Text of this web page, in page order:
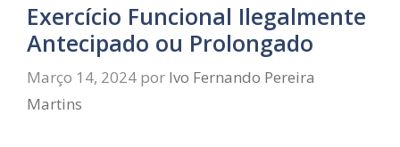
Exercício Funcional Ilegalmente
Antecipado ou Prolongado
Março 14, 2024 por Ivo Fernando Pereira
Martins